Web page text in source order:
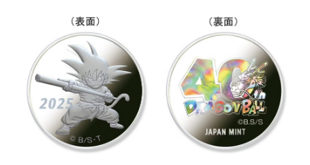
comenzó a construirse en 2019
en el marco de la denominada
estrategia Saudi Vision 2030,
que tiene como objetivo
diversificar las fuentes de